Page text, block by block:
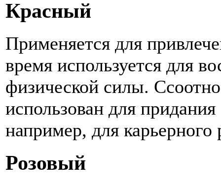
Красный
Применяется для
время используется для
физической силы. C
использован для
например, для карьерного
Розовый